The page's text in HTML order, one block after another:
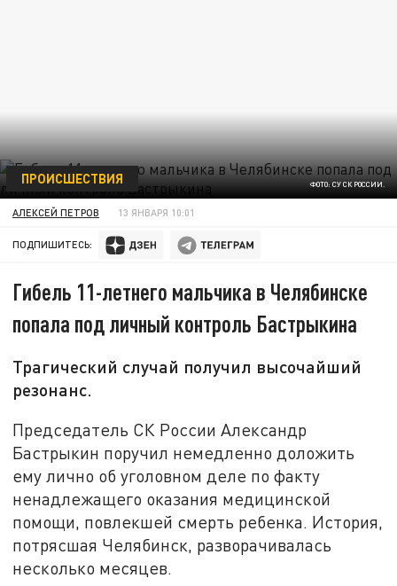
ФОТО: СУ СК РОССИИ.
ПРОИСШЕСТВИЯ
АЛЕКСЕЙ ПЕТРОВ 13 ЯНВАРЯ 10:01
ПОДПИШИТЕСЬ:
Гибель 11-летнего мальчика в Челябинске
попала под личный контроль Бастрыкина
Трагический случай получил высочайший
резонанс.
Председатель СК России Александр
Бастрыкин поручил немедленно доложить
ему лично об уголовном деле по факту
ненадлежащего оказания медицинской
помощи, повлекшей смерть ребенка. История,
потрясшая Челябинск, разворачивалась
несколько месяцев.